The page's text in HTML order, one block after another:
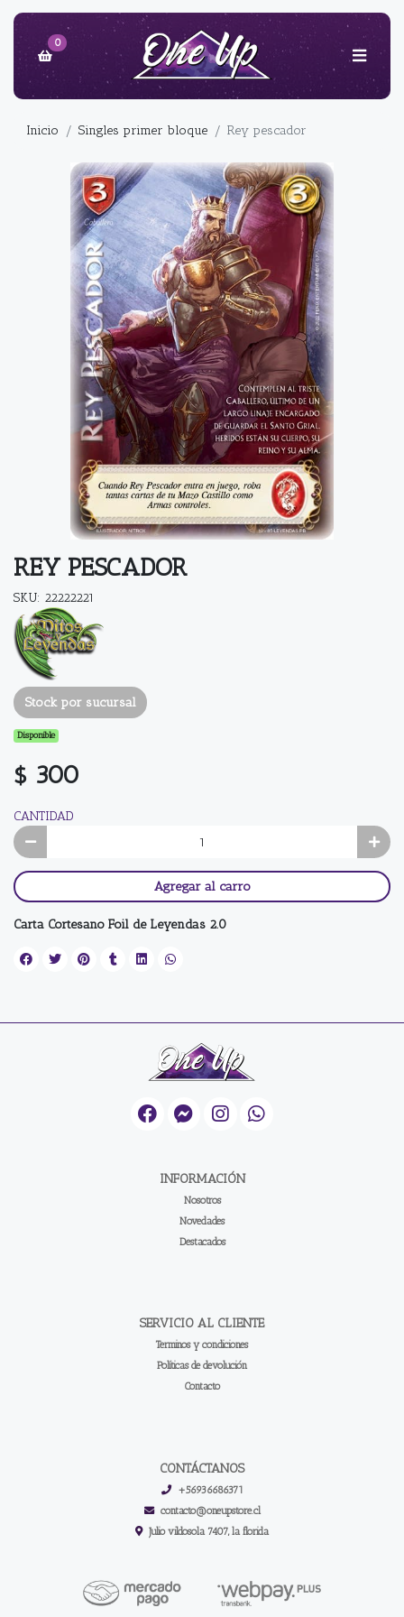
0
Inicio Singles primer bloque Rey pescador
REY PESCADOR
SKU: 22222221
Stock por sucursal
Disponible
$ 300
CANTIDAD
Agregar al carro
Carta Cortesano Foil de Leyendas 2.0
INFORMACIÓN
Nosotros
Novedades
Destacados
SERVICIO AL CLIENTE
Terminos y condiciones
Políticas de devolución
Contacto
CONTÁCTANOS
+56936686371
contacto@oneupstore.cl
Julio vildosola 7407, la florida